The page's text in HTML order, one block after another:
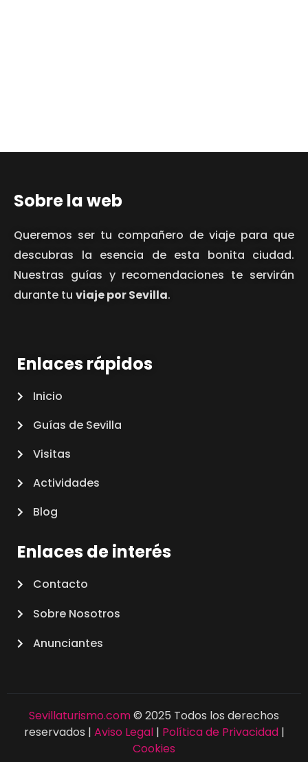
Sobre la web
Queremos ser tu compañero de viaje para que
descubras la esencia de esta bonita ciudad.
Nuestras guías y recomendaciones te servirán
durante tu viaje por Sevilla.
Enlaces rápidos
Inicio
Guías de Sevilla
Visitas
Actividades
Blog
Enlaces de interés
Contacto
Sobre Nosotros
Anunciantes
Sevillaturismo.com© 2025 Todos los derechos
reservados | Aviso Legal| Política de Privacidad|
Cookies